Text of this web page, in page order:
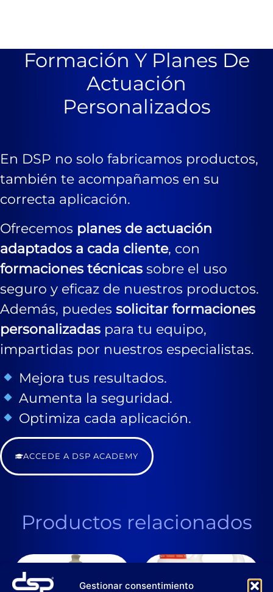
Gestionar consentimiento
Formación Y Planes De
Actuación
Personalizados
En DSP no solo fabricamos productos,
también te acompañamos en su
correcta aplicación.
Ofrecemos planes de actuación
adaptados a cada cliente, con
formaciones técnicas sobre el uso
seguro y eficaz de nuestros productos.
Además, puedes solicitar formaciones
personalizadas para tu equipo,
impartidas por nuestros especialistas.
Mejora tus resultados.
Aumenta la seguridad.
Optimiza cada aplicación.
ACCEDE A DSP ACADEMY
Productos relacionados